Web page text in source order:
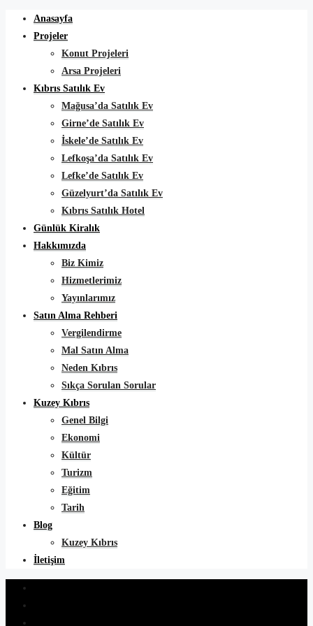
Anasayfa
Projeler
Konut Projeleri
Arsa Projeleri
Kıbrıs Satılık Ev
Mağusa’da Satılık Ev
Girne’de Satılık Ev
İskele’de Satılık Ev
Lefkoşa’da Satılık Ev
Lefke’de Satılık Ev
Güzelyurt’da Satılık Ev
Kıbrıs Satılık Hotel
Günlük Kiralık
Hakkımızda
Biz Kimiz
Hizmetlerimiz
Yayınlarımız
Satın Alma Rehberi
Vergilendirme
Mal Satın Alma
Neden Kıbrıs
Sıkça Sorulan Sorular
Kuzey Kıbrıs
Genel Bilgi
Ekonomi
Kültür
Turizm
Eğitim
Tarih
Blog
Kuzey Kıbrıs
İletişim